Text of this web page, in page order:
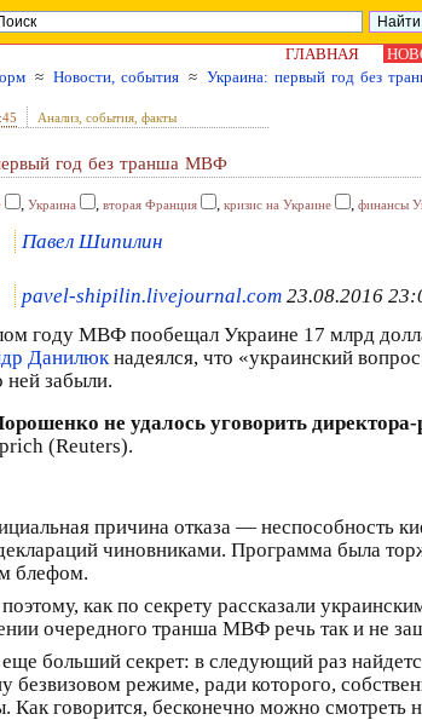
ГЛАВНАЯ
≈ Новости, события ≈ Украина: первый год без
Анализ, события, факты
год без транша МВФ
, Украина , вторая Франция , кризис на Украине , финансы
Павел Шипилин
pavel-shipilin.livejournal.com 23.08.2016
году МВФ пообещал Украине 17 млрд
Данилюкнадеялся, что «украинский
ней забыли.
не удалось уговорить
(Reuters).
причина отказа — неспособность
чиновниками. Программа была
блефом.
как по секрету рассказали
очередного транша МВФ речь так и не
больший секрет: в следующий раз
безвизовом режиме, ради которого,
Как говорится, бесконечно можно